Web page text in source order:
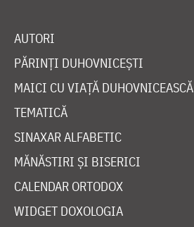
AUTORI
PĂRINȚI DUHOVNICEȘTI
MAICI CU VIAȚĂ DUHOVNICEASCĂ
TEMATICĂ
SINAXAR ALFABETIC
MĂNĂSTIRI ȘI BISERICI
CALENDAR ORTODOX
WIDGET DOXOLOGIA